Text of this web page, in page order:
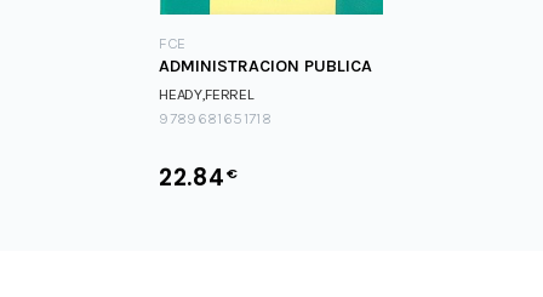
FCE
ADMINISTRACION PUBLICA
HEADY,FERREL
9789681651718
22.84€